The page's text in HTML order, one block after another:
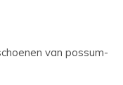
van possum-